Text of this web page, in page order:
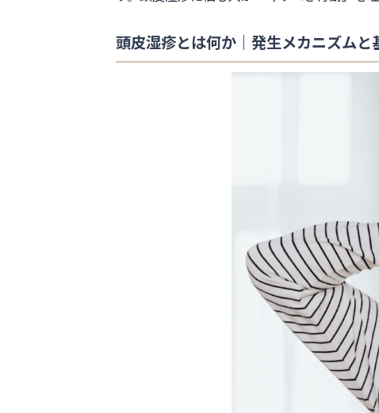
頭皮湿疹とは何か｜発生メカニズムと